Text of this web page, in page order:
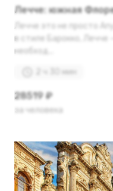
Лечче: южная
Лечче это не просто
в стиле Барокко,
необход...
2 ч 30 мин
28519 ₽
за человека